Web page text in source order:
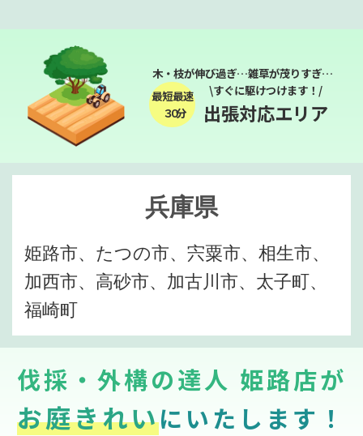
木・枝が伸び過ぎ…雑草が茂りすぎ…
最短最速
３０分
\すぐに駆けつけます！/
出張対応エリア
兵庫県
姫路市、たつの市、宍粟市、相生市、
加西市、高砂市、加古川市、太子町、
福崎町
伐採・外構の達人 姫路店が
お庭きれいにいたします！